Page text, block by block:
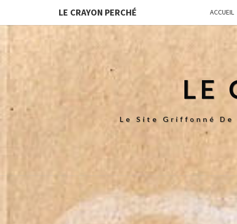
LE CRAYON PERCHÉ ACCUEIL
LE
Le Site Griffonné De